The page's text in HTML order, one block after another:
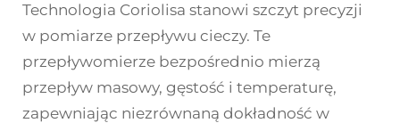
Technologia Coriolisa stanowi szczyt precyzji
w pomiarze przepływu cieczy. Te
przepływomierze bezpośrednio mierzą
przepływ masowy, gęstość i temperaturę,
zapewniając niezrównaną dokładność w